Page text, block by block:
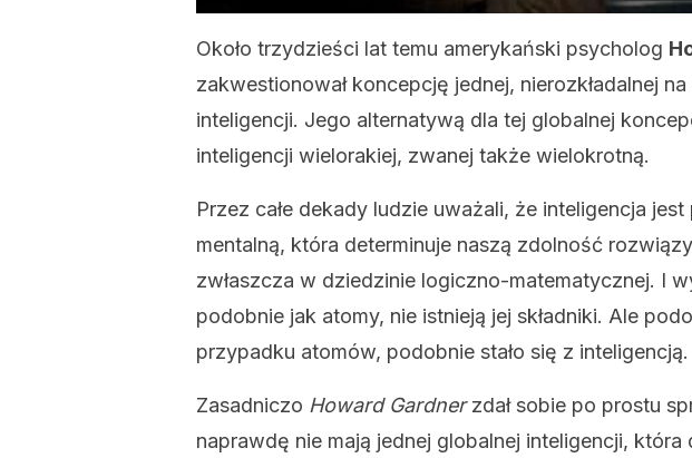
Około trzydzieści lat temu amerykański psycholog
zakwestionował koncepcję jednej, nierozkładalnej
inteligencji. Jego alternatywą dla tej globalnej
inteligencji wielorakiej, zwanej także wielokrotną.
Przez całe dekady ludzie uważali, że inteligencja
mentalną, która determinuje naszą zdolność
zwłaszcza w dziedzinie logiczno-matematycznej. I
podobnie jak atomy, nie istnieją jej składniki. Ale
przypadku atomów, podobnie stało się z inteligencją.
Zasadniczo Howard Gardnerzdał sobie po prostu
naprawdę nie mają jednej globalnej inteligencji, która